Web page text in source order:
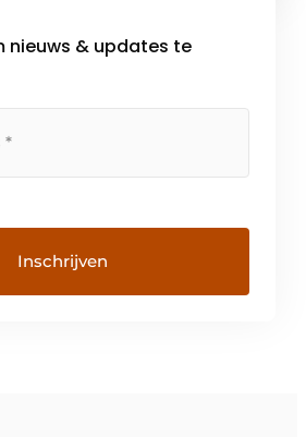
nieuws & updates te